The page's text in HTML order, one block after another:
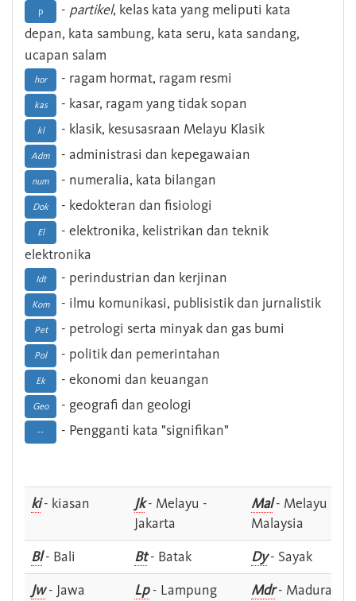
p - partikel, kelas kata yang meliputi kata
depan, kata sambung, kata seru, kata sandang,
ucapan salam
hor - ragam hormat, ragam resmi
kas - kasar, ragam yang tidak sopan
kl - klasik, kesusasraan Melayu Klasik
Adm - administrasi dan kepegawaian
num - numeralia, kata bilangan
Dok - kedokteran dan fisiologi
El
- elektronika, kelistrikan dan teknik
elektronika
Idt - perindustrian dan kerjinan
Kom - ilmu komunikasi, publisistik dan jurnalistik
Pet - petrologi serta minyak dan gas bumi
Pol - politik dan pemerintahan
Ek - ekonomi dan keuangan
Geo - geografi dan geologi
-- - Pengganti kata "signifikan"
ki- kiasan Jk- Melayu -
Jakarta
Mal- Melayu -
Malaysia
Bl- Bali Bt- Batak Dy- Sayak
Jw- Jawa Lp- Lampung Mdr- Madura